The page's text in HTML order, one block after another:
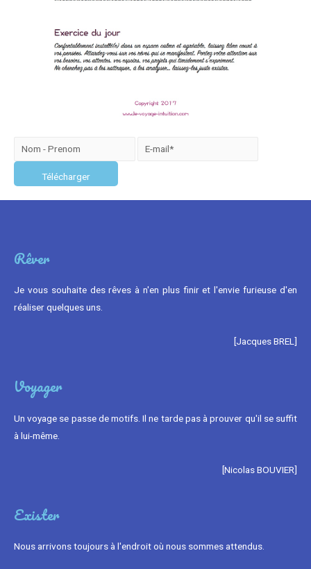
Rêver
Je vous souhaite des rêves à n'en plus finir et l'envie furieuse d'en
réaliser quelques uns.
[Jacques BREL]
Voyager
Un voyage se passe de motifs. Il ne tarde pas à prouver qu'il se suffit
à lui-même.
[Nicolas BOUVIER]
Exister
Nous arrivons toujours à l'endroit où nous sommes attendus.